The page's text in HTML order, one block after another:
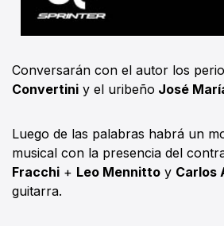
Conversarán con el autor los
Convertini y el uribeño José
Luego de las palabras habrá un
musical con la presencia del
Fracchi + Leo Mennitto y Carlos
guitarra.